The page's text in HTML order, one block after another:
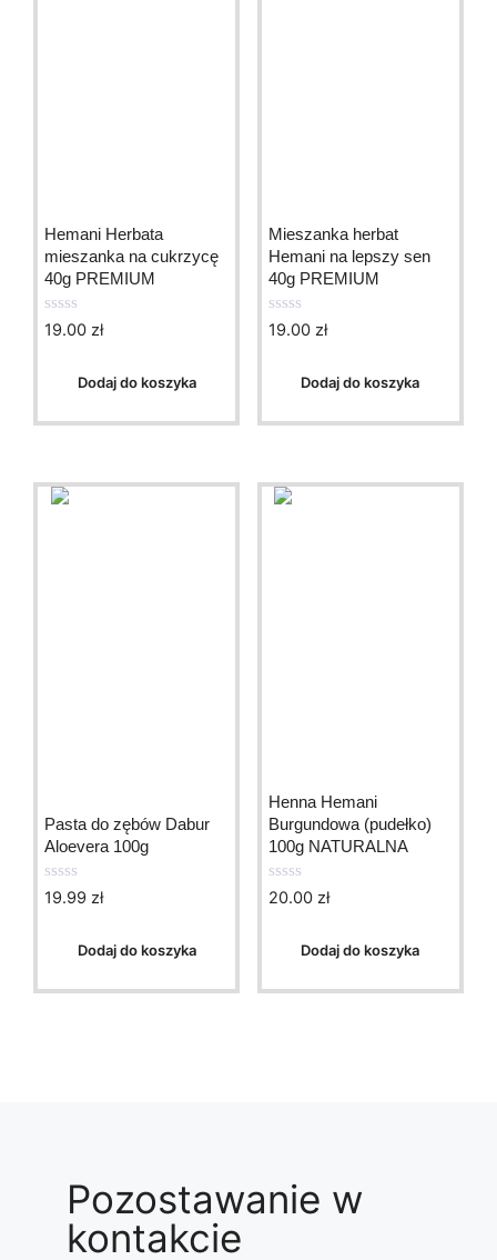
Hemani Herbata
mieszanka na cukrzycę
40g PREMIUM
0
5
19.00 zł
Dodaj do koszyka
Mieszanka herbat
Hemani na lepszy sen
40g PREMIUM
0
5
19.00 zł
Dodaj do koszyka
Pasta do zębów Dabur
Aloevera 100g
0
5
19.99 zł
Dodaj do koszyka
Henna Hemani
Burgundowa (pudełko)
100g NATURALNA
0
5
20.00 zł
Dodaj do koszyka
Pozostawanie w
kontakcie